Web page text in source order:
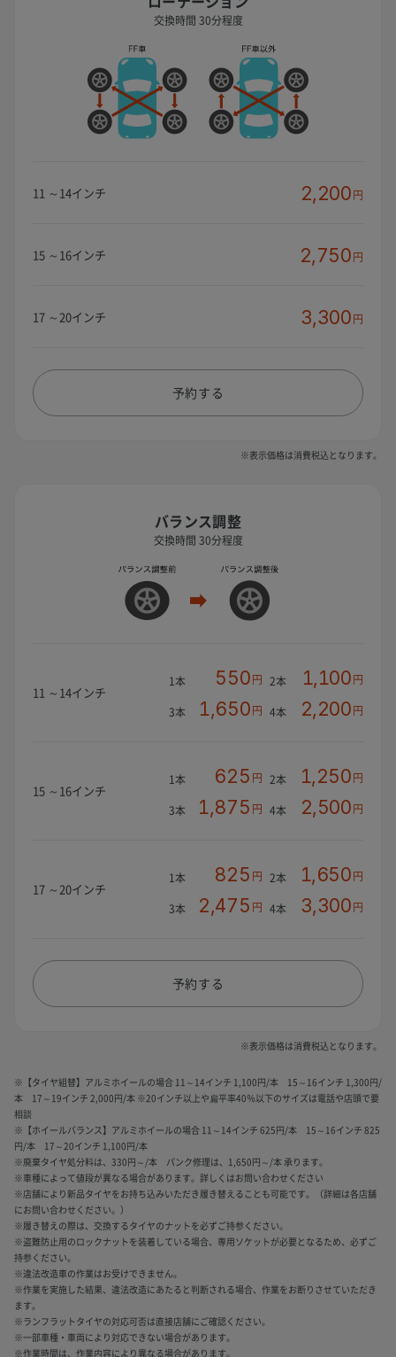
交換時間 30分程度
11 ～14インチ 2,200円
15 ～16インチ 2,750円
17 ～20インチ 3,300円
予約する
※表示価格は消費税込となります。
バランス調整
交換時間 30分程度
11 ～14インチ
1本 550円 2本 1,100円
3本 1,650円 4本 2,200円
15 ～16インチ
1本 625 円 2本 1,250円
3本 1,875 円 4本 2,500円
17 ～20インチ
1本 825 円 2本 1,650円
3本 2,475 円 4本 3,300円
予約する
※表示価格は消費税込となります。
※【タイヤ組替】アルミホイールの場合 11～14インチ 1,100円/本 15～16インチ 1,300円/
本 17～19インチ 2,000円/本 ※20インチ以上や扁平率40％以下のサイズは電話や店頭で要
相談
※【ホイールバランス】アルミホイールの場合 11～14インチ 625円/本 15～16インチ 825
円/本 17～20インチ 1,100円/本
※廃棄タイヤ処分料は、330円～/本 パンク修理は、1,650円～/本 承ります。
※車種によって値段が異なる場合があります。詳しくはお問い合わせください
※店舗により新品タイヤをお持ち込みいただき履き替えることも可能です。（詳細は各店舗
にお問い合わせください。）
※履き替えの際は、交換するタイヤのナットを必ずご持参ください。
※盗難防止用のロックナットを装着している場合、専用ソケットが必要となるため、必ずご
持参ください。
※違法改造車の作業はお受けできません。
※作業を実施した結果、違法改造にあたると判断される場合、作業をお断りさせていただき
ます。
※ランフラットタイヤの対応可否は直接店舗にご確認ください。
※一部車種・車両により対応できない場合があります。
※作業時間は、作業内容により異なる場合があります。